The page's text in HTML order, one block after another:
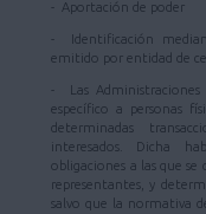
- Aportación de poder
- Identificación
emitido por entidad de
- Las
específico a personas
determinadas
interesados. Dicha
obligaciones a las que
representantes, y
salvo que la normativa